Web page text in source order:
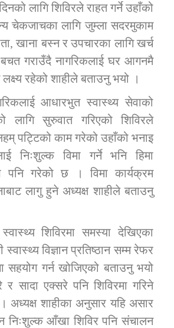
समिति सम्बन्धी सन्देश
महिनावारी सम्बन्धिकाे
बालविवाह सन्देश
गाउँपालिका जुम्लाको सूचना
तातोपानी गाउँपालिका जुम्लाको सूचना
लागि शिविरले राहत गर्ने उहाँको
चेकजाचका लागि जुम्ला सदरमुकाम
खाना बस्न र उपचारका लागि खर्च
गराउँदै नागरिकलाई घर आगनमै
लक्ष्य रहेको शाहीले बताउनु भयो ।
आधारभुत स्वास्थ्य सेवाको
लागि सुरुवात गरिएको शिविरले
पट्टिको काम गरेको उहाँको भनाइ
निःशुल्क विमा गर्ने भनि हिमा
पनि गरेको छ । विमा कार्यक्रम
लागु हुने अध्यक्ष शाहीले बताउनु
शिविरमा समस्या देखिएका
स्वास्थ्य विज्ञान प्रतिष्ठान सम्म रेफर
सहयोग गर्न खोजिएको बताउनु भयो
र सादा एक्सरे पनि शिविरमा गरिने
अध्यक्ष शाहीका अनुसार यहि असार
निःशुल्क आँखा शिविर पनि संचालन